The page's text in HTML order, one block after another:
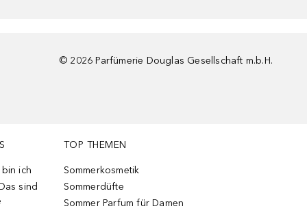
© 2026 Parfümerie Douglas Gesellschaft m.b.H.
ich
sind
TOP THEMEN
Sommerkosmetik
Sommerdüfte
Sommer Parfum für Damen